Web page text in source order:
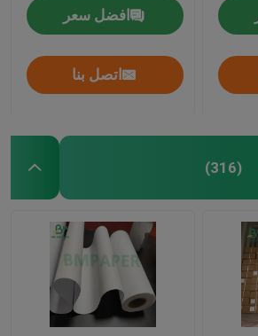
افضل سعر
اتصل بنا
(316)